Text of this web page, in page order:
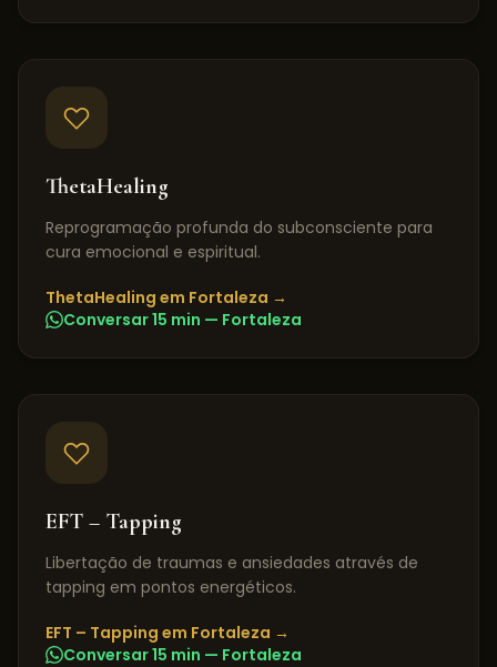
ThetaHealing
Reprogramação profunda do subconsciente para
cura emocional e espiritual.
ThetaHealing em Fortaleza →
Conversar 15 min — Fortaleza
EFT – Tapping
Libertação de traumas e ansiedades através de
tapping em pontos energéticos.
EFT – Tapping em Fortaleza →
Conversar 15 min — Fortaleza